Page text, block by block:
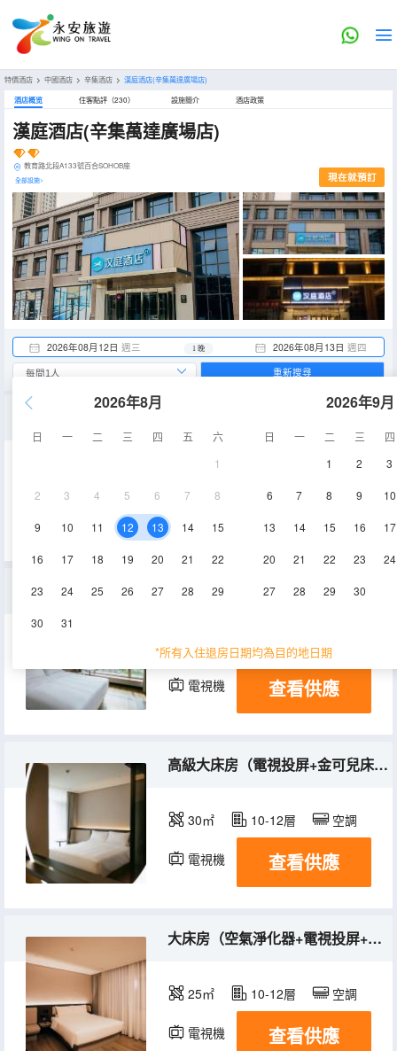
特價酒店 > 中國酒店 > 辛集酒店 > 漢庭酒店(辛集萬達廣場店)
酒店概览 住客點評（230） 設施簡介 酒店政策
漢庭酒店(辛集萬達廣場店)
教育路北段A133號百合SOHOB座
全部設施> 現在就預訂
2026年08月12日 週三 2026年08月13日 週四
1 晚
2026年8月
日 一 二 三 四 五
六
1
2 3 4 5 6 7 8
9 10 11 12 13 14 15
16 17 18 19 20 21 22
23 24 25 26 27 28 29
30 31
2026年9月
日 一 二 三
四
1
2 3
6 7 8 9 10
13 14 15 16 17
20 21 22 23 24
27 28 29 30
*所有入住退房日期均為目的地日期
重新搜尋
空調
35㎡ 10-12層
電視機 查看供應
高級大床房（電視投屏+金可兒床墊+零壓枕）
30㎡ 10-12層 空調
電視機 查看供應
大床房（空氣淨化器+電視投屏+金可兒床墊+零壓枕）
25㎡ 10-12層 空調
電視機 查看供應